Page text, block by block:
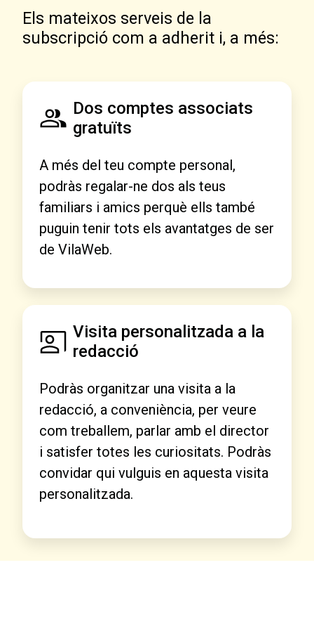
Els mateixos serveis de la
subscripció com a adherit i, a més:
Dos comptes associats
gratuïts
A més del teu compte personal,
podràs regalar-ne dos als teus
familiars i amics perquè ells també
puguin tenir tots els avantatges de ser
de VilaWeb.
Visita personalitzada a la
redacció
Podràs organitzar una visita a la
redacció, a conveniència, per veure
com treballem, parlar amb el director
i satisfer totes les curiositats. Podràs
convidar qui vulguis en aquesta visita
personalitzada.